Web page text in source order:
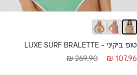
טופ ביקיני - LUXE SURF BRALETTE
מחיר
107.96 ₪
מחיר
269.90 ₪